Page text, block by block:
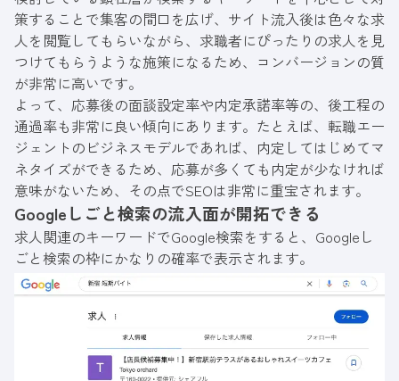
策することで集客の間口を広げ、サイト流入後は色々な求
人を閲覧してもらいながら、求職者にぴったりの求人を見
つけてもらうような施策になるため、コンバージョンの質
が非常に高いです。
よって、応募後の面談設定率や内定承諾率等の、後工程の
通過率も非常に良い傾向にあります。たとえば、転職エー
ジェントのビジネスモデルであれば、内定してはじめてマ
ネタイズができるため、応募が多くても内定が少なければ
意味がないため、その点でSEOは非常に重宝されます。
Googleしごと検索の流入面が開拓できる
求人関連のキーワードでGoogle検索をすると、Googleし
ごと検索の枠にかなりの確率で表示されます。